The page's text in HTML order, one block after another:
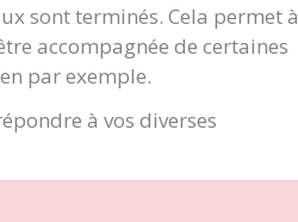
sont terminés. Cela permet à
accompagnée de certaines
par exemple.
à vos diverses